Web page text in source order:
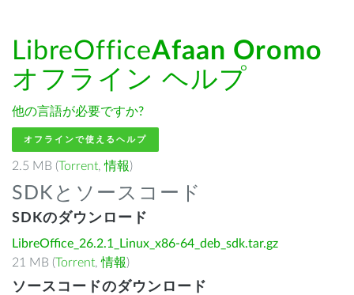
LibreOfficeAfaan Oromo
オフライン ヘルプ
他の言語が必要ですか?
オフラインで使えるヘルプ
2.5 MB (Torrent,情報)
SDKとソースコード
SDKのダウンロード
LibreOffice_26.2.1_Linux_x86-64_deb_sdk.tar.gz
21 MB (Torrent,情報)
ソースコードのダウンロード